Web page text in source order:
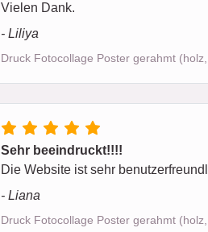
Vielen Dank.
- Liliya
Druck Fotocollage Poster gerahmt
Sehr beeindruckt!!!!
Die Website ist sehr
- Liana
Druck Fotocollage Poster gerahmt